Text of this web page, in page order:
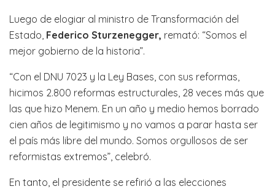
Luego de elogiar al ministro de Transformación del
Estado, Federico Sturzenegger, remató: “Somos el
mejor gobierno de la historia”.
“Con el DNU 7023 y la Ley Bases, con sus reformas,
hicimos 2.800 reformas estructurales, 28 veces más que
las que hizo Menem. En un año y medio hemos borrado
cien años de legitimismo y no vamos a parar hasta ser
el país más libre del mundo. Somos orgullosos de ser
reformistas extremos”, celebró.
En tanto, el presidente se refirió a las elecciones